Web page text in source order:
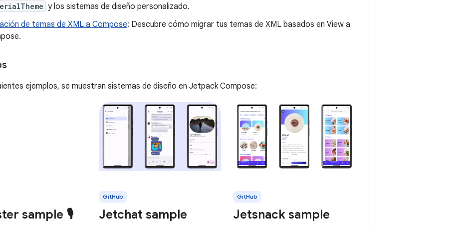
y los sistemas de diseño personalizado.
de temas de XML a Compose: Descubre cómo migrar tus temas de XML basados en View a
ejemplos, se muestran sistemas de diseño en Jetpack Compose:
sample 🎙️
GitHub
Jetchat sample
GitHub
Jetsnack sample